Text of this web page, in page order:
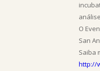
O
San
Saiba
http://